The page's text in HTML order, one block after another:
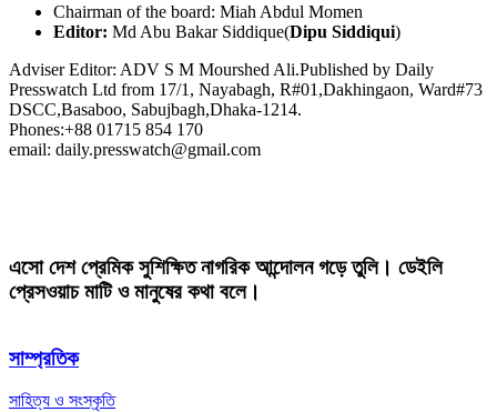
Chairman of the board: Miah Abdul Momen
Editor: Md Abu Bakar Siddique(Dipu Siddiqui)
Adviser Editor: ADV S M Mourshed Ali.Published by Daily
Presswatch Ltd from 17/1, Nayabagh, R#01,Dakhingaon, Ward#73
DSCC,Basaboo, Sabujbagh,Dhaka-1214.
Phones:+88 01715 854 170
email: daily.presswatch@gmail.com
এসো দেশ প্রেমিক সুশিক্ষিত নাগরিক আন্দোলন গড়ে তুলি। ডেইলি
প্রেসওয়াচ মাটি ও মানুষের কথা বলে।
সাম্প্রতিক
সাহিত্য ও সংস্কৃতি